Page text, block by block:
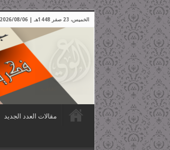
الخميس، 23 صفر 1448هـ | 2026/08/06م
مقالات العدد الجديد